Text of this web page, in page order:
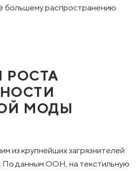
большему распространению
МОДЫ
из крупнейших загрязнителей
данным ООН, на текстильную